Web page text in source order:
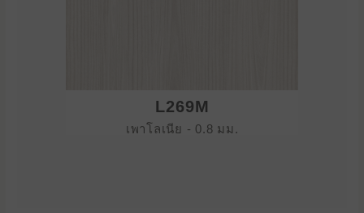
L269M
เพาโลเนีย - 0.8 มม.